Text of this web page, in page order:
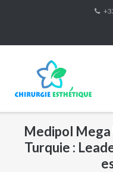
Medipol
Turquie :